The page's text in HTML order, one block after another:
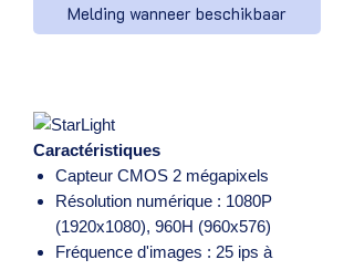
Melding wanneer beschikbaar
Caractéristiques
Capteur CMOS 2 mégapixels
Résolution numérique : 1080P
(1920x1080), 960H (960x576)
Fréquence d'images : 25 ips à